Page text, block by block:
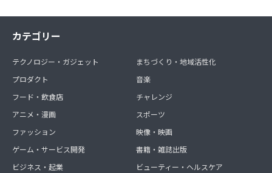
カテゴリー
テクノロジー・ガジェット
プロダクト
フード・飲食店
アニメ・漫画
ファッション
ゲーム・サービス開発
ビジネス・起業
まちづくり・地域活性化
音楽
チャレンジ
スポーツ
映像・映画
書籍・雑誌出版
ビューティー・ヘルスケア